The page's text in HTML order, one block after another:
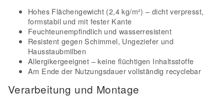
Hohes Flächengewicht (2,4 kg/m²) – dicht verpresst,
formstabil und mit fester Kante
Feuchteunempfindlich und wasserresistent
Resistent gegen Schimmel, Ungeziefer und
Hausstaubmilben
Allergikergeeignet – keine flüchtigen Inhaltsstoffe
Am Ende der Nutzungsdauer vollständig recyclebar
Verarbeitung und Montage